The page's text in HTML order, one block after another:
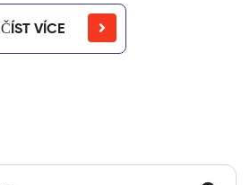
ČÍST VÍCE